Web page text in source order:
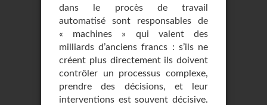
dans le procès de travail
automatisé sont responsables de
« machines » qui valent des
milliards d’anciens francs : s’ils ne
créent plus directement ils doivent
contrôler un processus complexe,
prendre des décisions, et leur
interventions est souvent décisive.